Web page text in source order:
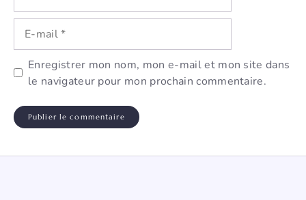
mail
Enregistrer mon nom, mon e-mail et mon site dans
le navigateur pour mon prochain commentaire.